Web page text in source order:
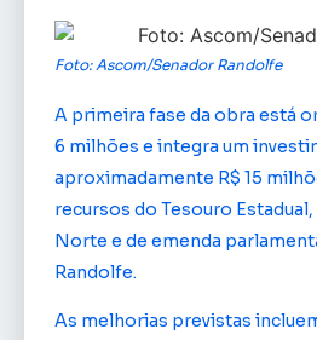
Foto: Ascom/Senador Randolfe
A primeira fase da obra está
6 milhões e integra um
aproximadamente R$ 15
recursos do Tesouro
Norte e de emenda
Randolfe.
As melhorias previstas